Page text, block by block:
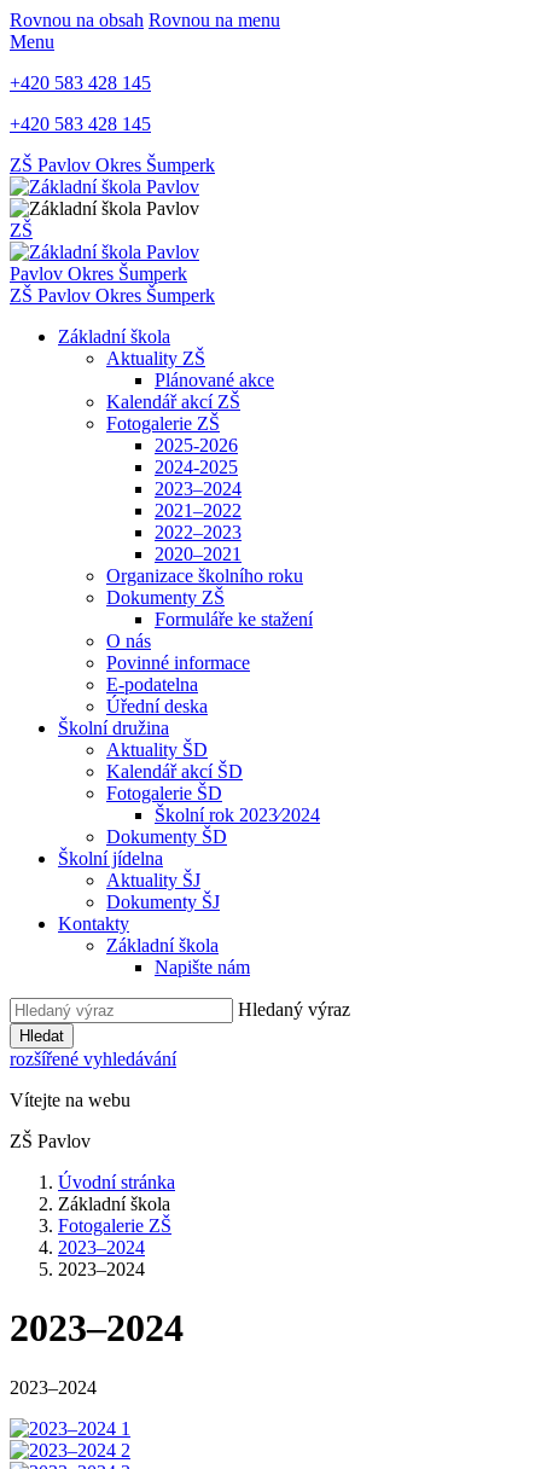
Rovnou na obsah Rovnou na menu
Menu
+420 583 428 145
+420 583 428 145
ZŠ Pavlov Okres Šumperk
ZŠ
Pavlov Okres Šumperk
ZŠ Pavlov Okres Šumperk
Základní škola
Aktuality ZŠ
Plánované akce
Kalendář akcí ZŠ
Fotogalerie ZŠ
2025-2026
2024-2025
2023–2024
2021–2022
2022–2023
2020–2021
Organizace školního roku
Dokumenty ZŠ
Formuláře ke stažení
O nás
Povinné informace
E-podatelna
Úřední deska
Školní družina
Aktuality ŠD
Kalendář akcí ŠD
Fotogalerie ŠD
Školní rok 2023⁄2024
Dokumenty ŠD
Školní jídelna
Aktuality ŠJ
Dokumenty ŠJ
Kontakty
Základní škola
Napište nám
Hledaný výraz
Hledat
rozšířené vyhledávání
Vítejte na webu
ZŠ Pavlov
Úvodní stránka
Základní škola
Fotogalerie ZŠ
2023–2024
2023–2024
2023–2024
2023–2024